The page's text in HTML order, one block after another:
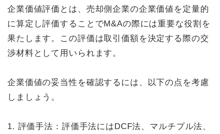
企業価値評価とは、売却側企業の企業価値を定量的
に算定し評価することでM&Aの際には重要な役割を
果たします。この評価は取引価額を決定する際の交
渉材料として用いられます。
企業価値の妥当性を確認するには、以下の点を考慮
しましょう。
1. 評価手法：評価手法にはDCF法、マルチプル法、